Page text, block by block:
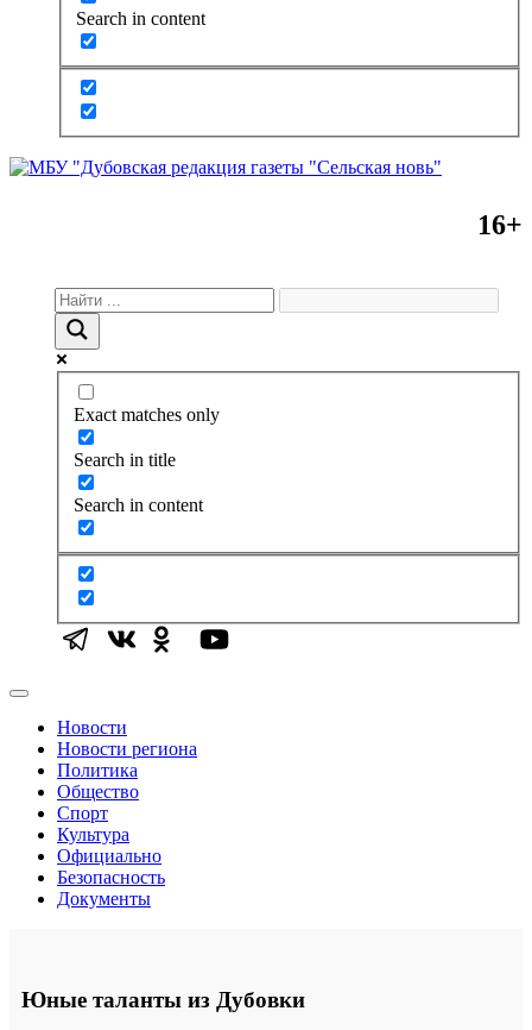
Search in content
16+
Exact matches only
Search in title
Search in content
Новости
Новости региона
Политика
Общество
Спорт
Культура
Официально
Безопасность
Документы
Юные таланты из Дубовки